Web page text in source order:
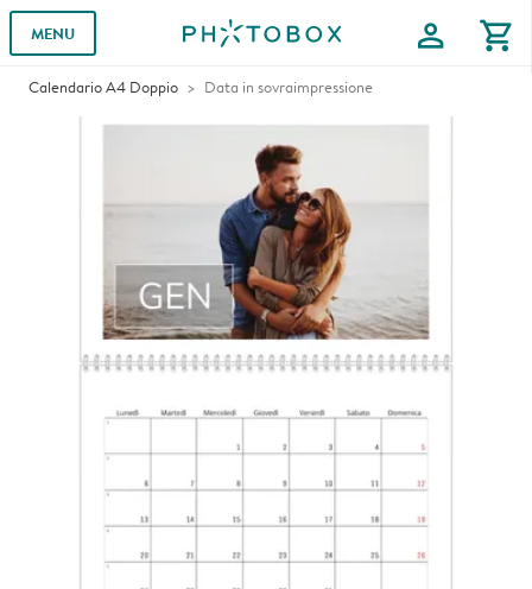
MENU profile shopping_cart
Calendario A4 Doppio Data in sovraimpressione